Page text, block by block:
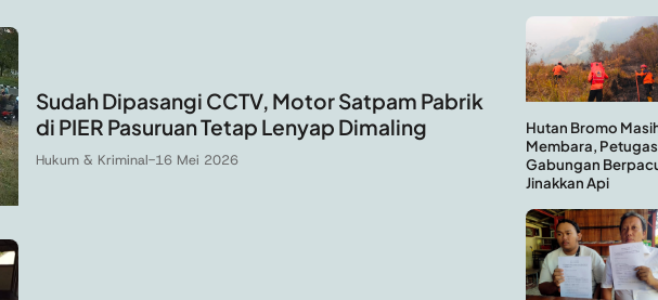
Sudah Dipasangi CCTV, Motor Satpam Pabrik
di PIER Pasuruan Tetap Lenyap Dimaling
Hukum & Kriminal-16 Mei 2026
Hutan Bromo
Membara, Petugas
Gabungan
Jinakkan Api